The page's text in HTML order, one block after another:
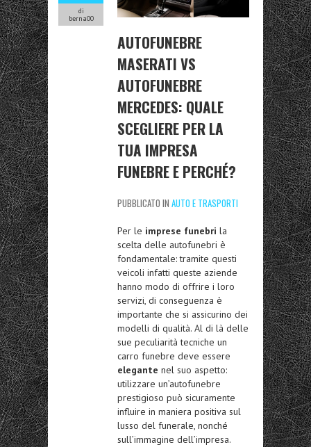
di
berna00
AUTOFUNEBRE
MASERATI VS
AUTOFUNEBRE
MERCEDES: QUALE
SCEGLIERE PER LA
TUA IMPRESA
FUNEBRE E PERCHÉ?
PUBBLICATO IN AUTO E TRASPORTI
Per le imprese funebri la
scelta delle autofunebri è
fondamentale: tramite questi
veicoli infatti queste aziende
hanno modo di offrire i loro
servizi, di conseguenza è
importante che si assicurino dei
modelli di qualità. Al di là delle
sue peculiarità tecniche un
carro funebre deve essere
elegante nel suo aspetto:
utilizzare un’autofunebre
prestigioso può sicuramente
influire in maniera positiva sul
lusso del funerale, nonché
sull’immagine dell’impresa.